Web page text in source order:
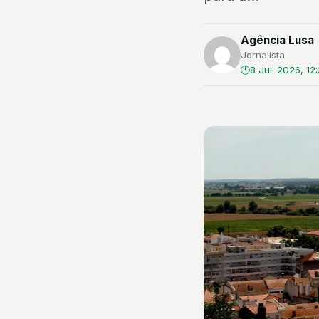
Agência Lusa
Jornalista
8 Jul. 2026,